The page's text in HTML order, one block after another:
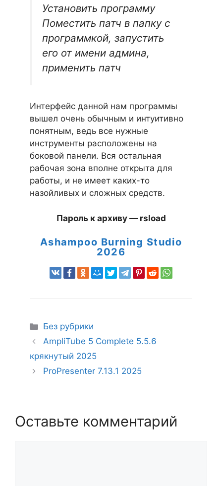
Установить программу
Поместить патч в папку с
программкой, запустить
его от имени админа,
применить патч
Интерфейс данной нам программы
вышел очень обычным и интуитивно
понятным, ведь все нужные
инструменты расположены на
боковой панели. Вся остальная
рабочая зона вполне открыта для
работы, и не имеет каких-то
назойливых и сложных средств.
Пароль к архиву — rsload
Ashampoo Burning Studio
2026
Рубрики
Без рубрики
AmpliTube 5 Complete 5.5.6
крякнутый 2025
ProPresenter 7.13.1 2025
Оставьте комментарий